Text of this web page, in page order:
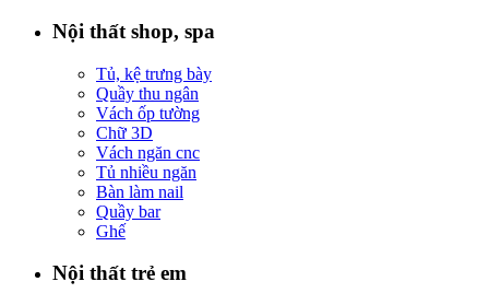
Nội thất shop, spa
Tủ, kệ trưng bày
Quầy thu ngân
Vách ốp tường
Chữ 3D
Vách ngăn cnc
Tủ nhiều ngăn
Bàn làm nail
Quầy bar
Ghế
Nội thất trẻ em